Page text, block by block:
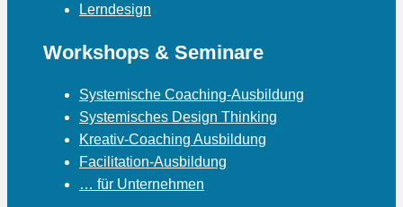
Lerndesign
Workshops & Seminare
Systemische Coaching-Ausbildung
Systemisches Design Thinking
Kreativ-Coaching Ausbildung
Facilitation-Ausbildung
… für Unternehmen